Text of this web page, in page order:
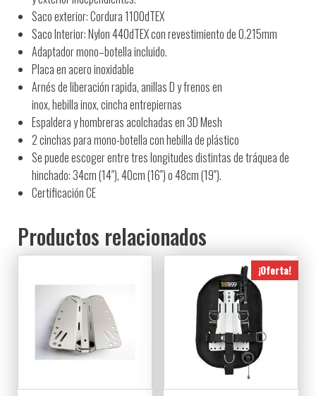
Sacoexterior: Cordura 1100dTEX
SacoInterior: Nylon 440dTEX con revestimiento de 0.215mm
Adaptadormono–botella incluido.
Placaen acero inoxidable
Arnésde liberación rapida,anillasD yfrenosen
inox,hebillainox,cinchaentrepiernas
Espaldera y hombreras acolchadas en 3D Mesh
2 cinchas para mono-botella con hebilla de plástico
Se puede escoger entre tres longitudes distintas de tráquea de
hinchado: 34cm (14″), 40cm (16″) o 48cm (19″).
Certificación CE
Productos relacionados
¡Oferta!